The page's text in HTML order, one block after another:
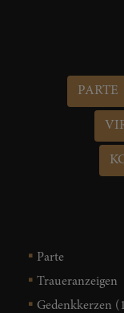
PARTE
Parte
Traueranzeigen
Gedenkkerzen